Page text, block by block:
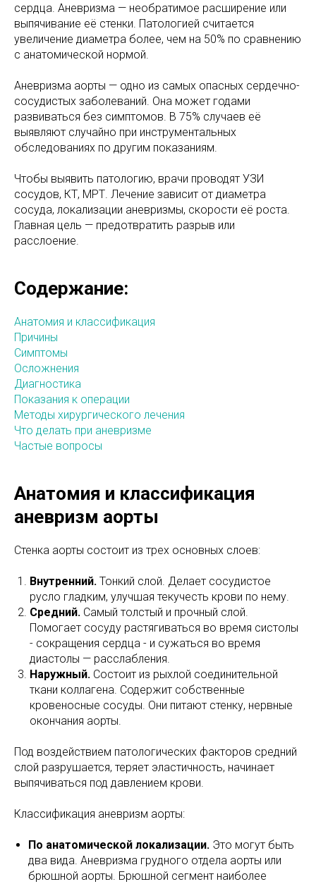
сердца. Аневризма — необратимое расширение или
выпячивание её стенки. Патологией считается
увеличение диаметра более, чем на 50% по сравнению
с анатомической нормой.
Аневризма аорты — одно из самых опасных сердечно-
сосудистых заболеваний. Она может годами
развиваться без симптомов. В 75% случаев её
выявляют случайно при инструментальных
обследованиях по другим показаниям.
Чтобы выявить патологию, врачи проводят УЗИ
сосудов, КТ, МРТ. Лечение зависит от диаметра
сосуда, локализации аневризмы, скорости её роста.
Главная цель — предотвратить разрыв или
расслоение.
Содержание:
Анатомия и классификация
Причины
Симптомы
Осложнения
Диагностика
Показания к операции
Методы хирургического лечения
Что делать при аневризме
Частые вопросы
Анатомия и классификация
аневризм аорты
Стенка аорты состоит из трех основных слоев:
Внутренний. Тонкий слой. Делает сосудистое
русло гладким, улучшая текучесть крови по нему.
Средний. Самый толстый и прочный слой.
Помогает сосуду растягиваться во время систолы
- сокращения сердца - и сужаться во время
диастолы — расслабления.
Наружный. Состоит из рыхлой соединительной
ткани коллагена. Содержит собственные
кровеносные сосуды. Они питают стенку, нервные
окончания аорты.
Под воздействием патологических факторов средний
слой разрушается, теряет эластичность, начинает
выпячиваться под давлением крови.
Классификация аневризм аорты:
По анатомической локализации. Это могут быть
два вида. Аневризма грудного отдела аорты или
брюшной аорты. Брюшной сегмент наиболее